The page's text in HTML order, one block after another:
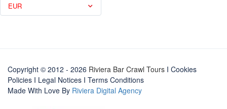
EUR
Copyright © 2012 - 2026 Riviera Bar Crawl Tours I Cookies
Policies I Legal Notices I Terms Conditions
Made With Love By Riviera Digital Agency